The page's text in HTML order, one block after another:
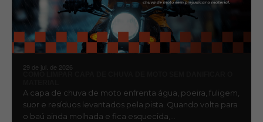
29 de jul. de 2026
A capa de chuva de moto enfrenta água, poeira, fuligem,
suor e resíduos levantados pela pista. Quando volta para
o baú ainda molhada e fica esquecida,…